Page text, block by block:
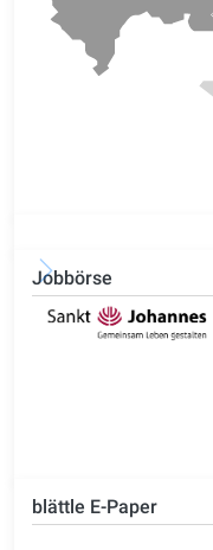
Jobbörse
blättle E-Paper